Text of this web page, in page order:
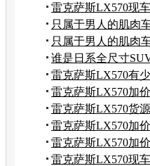
雷克萨斯LX570现
万
只属于男人的肌肉
盘点
只属于男人的肌肉
盘点
谁是日系全尺寸
较QX56
雷克萨斯LX570有
装饰
雷克萨斯LX570加
万
雷克萨斯LX570货
车
雷克萨斯LX570加
订金
雷克萨斯LX570加
订金
雷克萨斯LX570现